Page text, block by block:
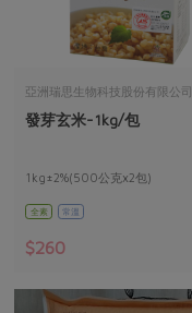
亞洲瑞思生物科技股份有限公司
發芽玄米-1kg/包
1kg±2%(500公克x2包)
全素 常溫
$260